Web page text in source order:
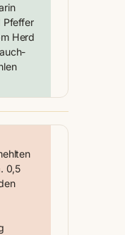
Pfeffer
Herd
0,5